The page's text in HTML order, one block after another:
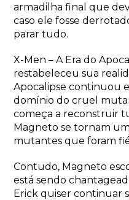
armadilha final que
caso ele fosse
parar tudo.
X-Men – A Era do
restabeleceu sua
Apocalipse continuou
domínio do cruel
começa a reconstruir
Magneto se tornam
mutantes que foram
Contudo, Magneto
está sendo
Erick quiser continuar